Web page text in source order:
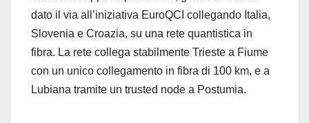
dato il via all’iniziativa EuroQCI collegando Italia,
Slovenia e Croazia, su una rete quantistica in
fibra. La rete collega stabilmente Trieste a Fiume
con un unico collegamento in fibra di 100 km, e a
Lubiana tramite un trusted node a Postumia.